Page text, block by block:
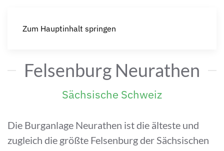
Zum Hauptinhalt springen
Felsenburg Neurathen
Sächsische Schweiz
Die Burganlage Neurathen ist die älteste und
zugleich die größte Felsenburg der Sächsischen